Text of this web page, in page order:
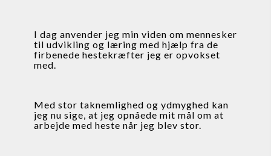
I dag anvender jeg min viden om mennesker
til udvikling og læring med hjælp fra de
firbenede hestekræfter jeg er opvokset
med.
Med stor taknemlighed og ydmyghed kan
jeg nu sige, at jeg opnåede mit mål om at
arbejde med heste når jeg blev stor.